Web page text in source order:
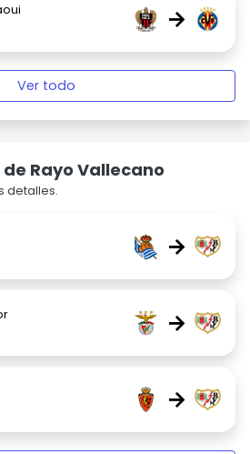
→
Ver todo
Rayo Vallecano
detalles.
→
→
→